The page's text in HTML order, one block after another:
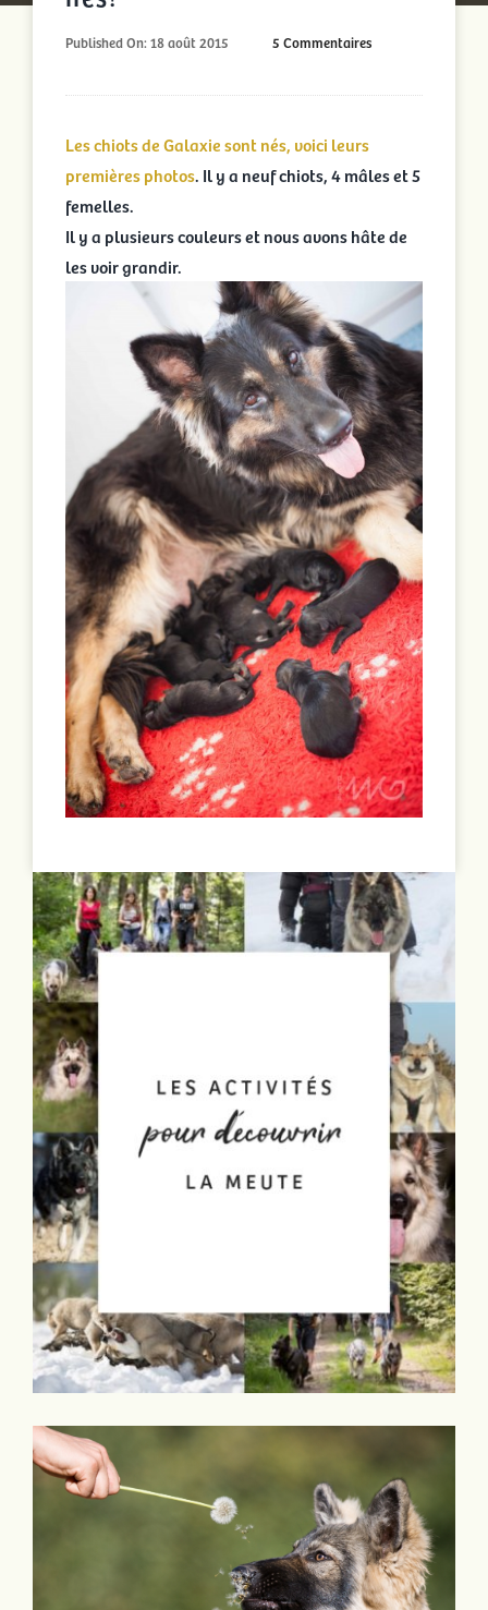
Published On: 18 août 2015 5 Commentaireson
de
Les chiots de Galaxie sont nés, voici leurs
premières photos. Il y a neuf chiots, 4 mâles et 5
femelles.
Il y a plusieurs couleurs et nous avons hâte de
les voir grandir.